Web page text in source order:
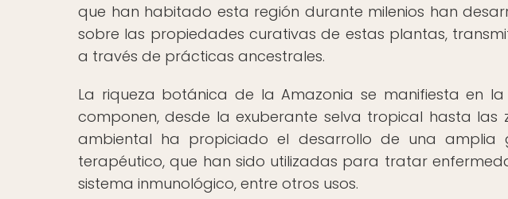
que han habitado esta región durante milenios han
sobre las propiedades curativas de estas plantas,
a través de prácticas ancestrales.
La riqueza botánica de la Amazonia se manifiesta en
componen, desde la exuberante selva tropical hasta las
ambiental ha propiciado el desarrollo de una
terapéutico, que han sido utilizadas para tratar
sistema inmunológico, entre otros usos.